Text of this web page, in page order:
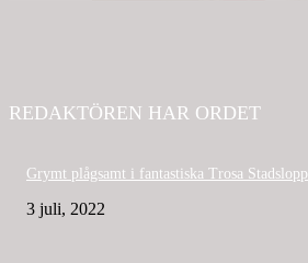
REDAKTÖREN HAR ORDET
Grymt plågsamt i fantastiska Trosa Stadslopp
3 juli, 2022